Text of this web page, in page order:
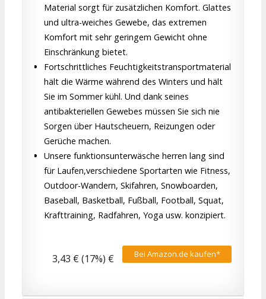
Material sorgt für zusätzlichen Komfort. Glattes
und ultra-weiches Gewebe, das extremen
Komfort mit sehr geringem Gewicht ohne
Einschränkung bietet.
Fortschrittliches Feuchtigkeitstransportmaterial
hält die Wärme während des Winters und hält
Sie im Sommer kühl. Und dank seines
antibakteriellen Gewebes müssen Sie sich nie
Sorgen über Hautscheuern, Reizungen oder
Gerüche machen.
Unsere funktionsunterwäsche herren lang sind
für Laufen,verschiedene Sportarten wie Fitness,
Outdoor-Wandern, Skifahren, Snowboarden,
Baseball, Basketball, Fußball, Football, Squat,
Krafttraining, Radfahren, Yoga usw. konzipiert.
Bei Amazon.de kaufen*
3,43 € (17%) €